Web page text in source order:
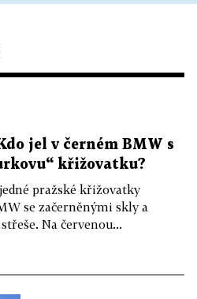
jel v černém BMW s
křižovatku?
pražské křižovatky
se začerněnými skly a
Na červenou...